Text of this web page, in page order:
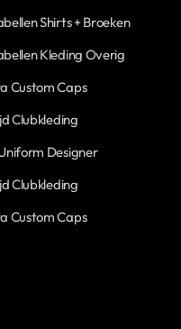
Shirts + Broeken
Kleding Overig
Custom Caps
Clubkleding
Designer
Clubkleding
Custom Caps